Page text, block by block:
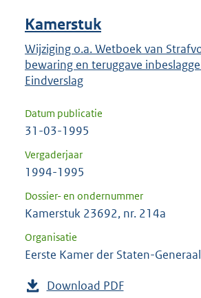
uw
keuze
te
bevestigen.
Kamerstuk
Wijziging o.a. Wetboek van
bewaring en teruggave
Eindverslag
Datum publicatie
31-03-1995
Vergaderjaar
1994-1995
Dossier- en ondernummer
Kamerstuk 23692, nr. 214a
Organisatie
Eerste Kamer der Staten-Generaal
Download PDF